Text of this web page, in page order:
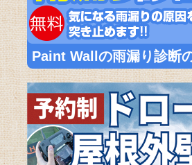
Paint Wallの雨漏り診断